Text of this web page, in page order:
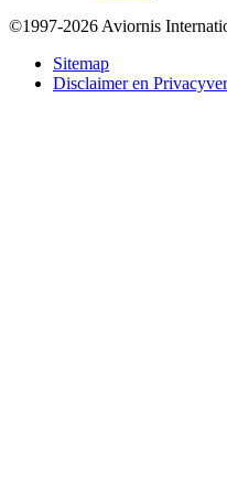
Bottom
©1997-2026 Aviornis
Sitemap
Disclaimer en